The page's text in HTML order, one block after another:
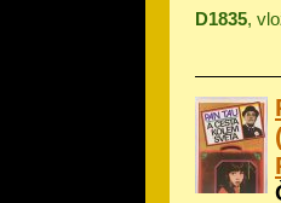
D1835,